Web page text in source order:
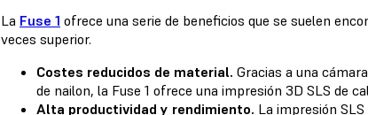
La Fuse 1 ofrece una serie de beneficios que se suelen
veces superior.
Costes reducidos de material. Gracias a una
de nailon, la Fuse 1 ofrece una impresión 3D SLS de
Alta productividad y rendimiento. La impresión